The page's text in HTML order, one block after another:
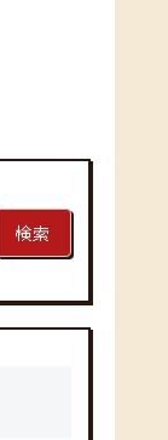
検索